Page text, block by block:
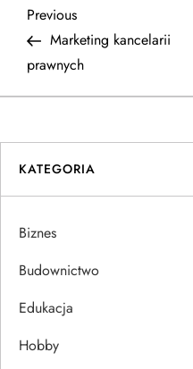
N
a
w
i
g
a
c
j
a
Previous
Post
Previous
Marketing kancelarii
prawnych
KATEGORIA
Biznes
Budownictwo
Edukacja
Hobby